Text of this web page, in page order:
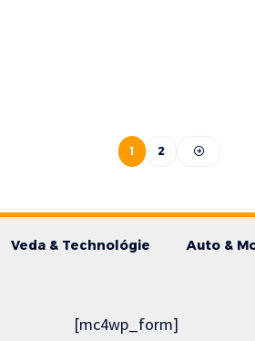
1 2
Veda & Technológie Auto &
[mc4wp_form]